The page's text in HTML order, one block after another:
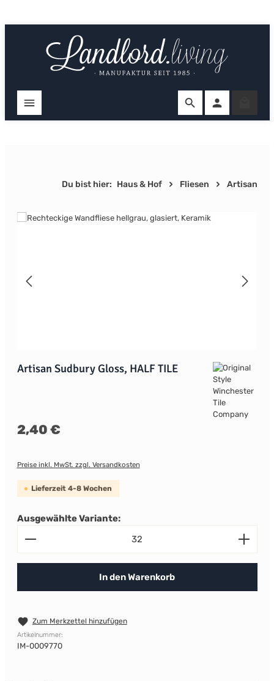
Du bist hier: Haus & Hof Fliesen Artisan
Bildergalerie überspringen
Artisan Sudbury Gloss, HALF TILE
Regulärer Preis:
2,40 €
Preise inkl. MwSt. zzgl. Versandkosten
Lieferzeit 4-8 Wochen
Ausgewählte Variante:
Produkt Anzahl: Gib den gewünschten Wert ein
In den Warenkorb
Zum Merkzettel hinzufügen
Artikelnummer:
IM-0009770